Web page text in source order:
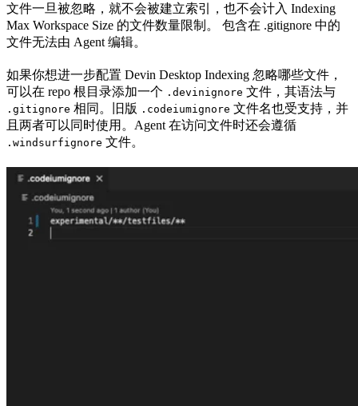
文件一旦被忽略，就不会被建立索引，也不会计入 Indexing
Max Workspace Size 的文件数量限制。 包含在 .gitignore 中的
文件无法由 Agent 编辑。
如果你想进一步配置 Devin Desktop Indexing 忽略哪些文件，
可以在 repo 根目录添加一个 .devinignore 文件，其语法与
.gitignore 相同。旧版 .codeiumignore 文件名也受支持，并
且两者可以同时使用。Agent 在访问文件时还会遵循
.windsurfignore 文件。